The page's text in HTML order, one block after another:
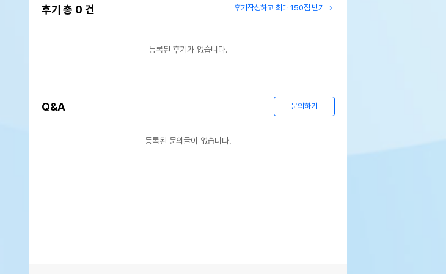
후기 총 0 건 후기작성하고 최대 150점 받기
등록된 후기가 없습니다.
Q&A 문의하기
등록된 문의글이 없습니다.